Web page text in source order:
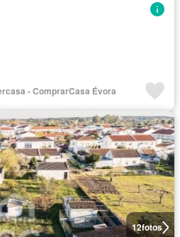
- ComprarCasa Évora
12fotos